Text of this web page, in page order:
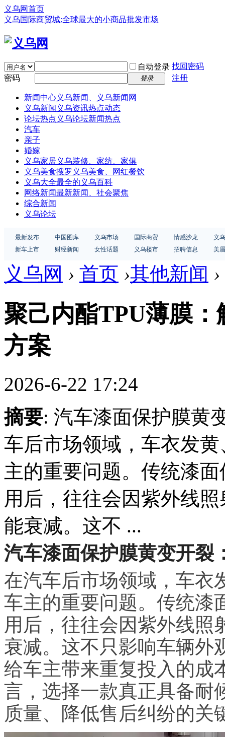
义乌网首页
义乌国际商贸城:全球最大的小商品批发市场
自动登录 找回密码
密码
登录 注册
新闻中心义乌新闻、义乌新闻网
义乌新闻 义乌资讯热点动态
论坛热点 义乌论坛新闻热点
汽车
亲子
婚嫁
义乌家居义乌装修、家纺、家俱
义乌美食搜罗义乌美食、网红餐饮
义乌大全最全的义乌百科
网络新闻最新新闻、社会聚焦
综合新闻
义乌论坛
最新发布 中国图库 义乌市场 国际商贸 情感沙龙
义
新车上市
财经新闻 女性话题 义乌楼市 招聘信息 美
义乌网 › 首页 ›其他新闻 ›
聚己内酯TPU薄膜
方案
2026-6-22 17:24
摘要: 汽车漆面保护膜黄
车后市场领域，车衣发
主的重要问题。传统漆
用后，往往会因紫外线
能衰减。这不 ...
汽车漆面保护膜黄变开裂
在汽车后市场领域，车衣
车主的重要问题。传统漆
用后，往往会因紫外线照
衰减。这不只影响车辆外
给车主带来重复投入的成
言，选择一款真正具备耐
质量、降低售后纠纷的关